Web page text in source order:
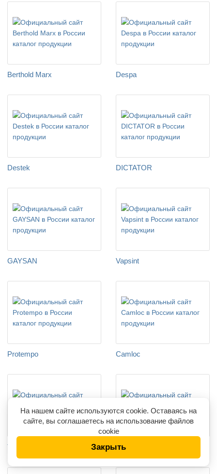
Berthold Marx Despa
Destek DICTATOR
GAYSAN Vapsint
Protempo Camloc
Turkas Zekkert
На нашем сайте используются cookie. Оставаясь на
сайте, вы соглашаетесь на использование файлов
cookie
Закрыть